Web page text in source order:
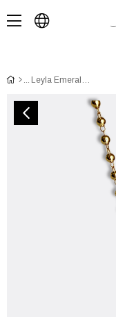
Leyla Emerald Kolye